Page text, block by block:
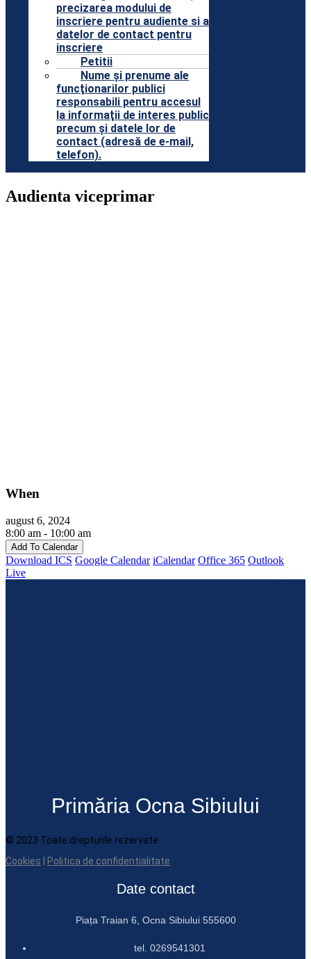
precizarea modului de
inscriere pentru audiente si a
datelor de contact pentru
inscriere
Petitii
Nume şi prenume ale
funcţionarilor publici
responsabili pentru accesul
la informaţii de interes public
precum şi datele lor de
contact (adresă de e-mail,
telefon).
Audienta viceprimar
When
august 6, 2024
8:00 am - 10:00 am
Add To Calendar
Download ICS Google Calendar iCalendar Office 365 Outlook
Live
Primăria Ocna Sibiului
© 2023 Toate drepturile rezervate
Cookies
Politica de confidentialitate
Date contact
Piața Traian 6, Ocna Sibiului 555600
tel. 0269541301